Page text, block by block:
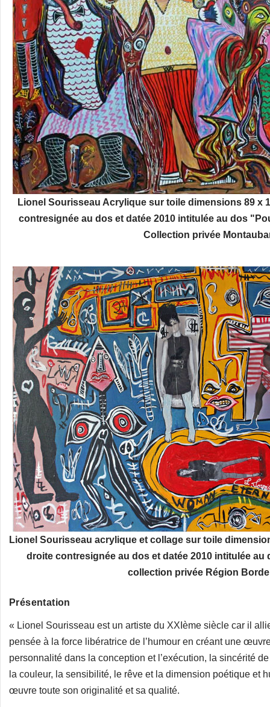
Lionel Sourisseau Acrylique sur toile dimensions 89 x
contresignée au dos et datée 2010 intitulée au dos
Collection privée
Lionel Sourisseau acrylique et collage sur toile
droite contresignée au dos et datée 2010 intitulée au
collection privée Région
Présentation
« Lionel Sourisseau est un artiste du XXIème siècle car il
pensée à la force libératrice de l’humour en créant une
personnalité dans la conception et l’exécution, la sincérité
la couleur, la sensibilité, le rêve et la dimension poétique et
œuvre toute son originalité et sa qualité.